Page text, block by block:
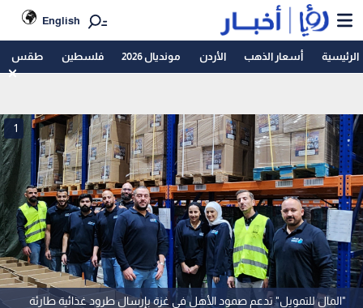
English
الرئيسية أسعار الذهب الأردن مونديال 2026 فلسطين طقس
"المال للتمويل" تدعم صمود الأهل في غزة بإرسال طرود غذائية طارئة
1